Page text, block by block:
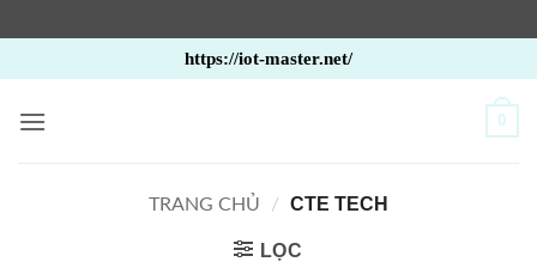
qua
nội
https://iot-master.net/
0
TRANG CHỦ / CTE TECH
LỌC